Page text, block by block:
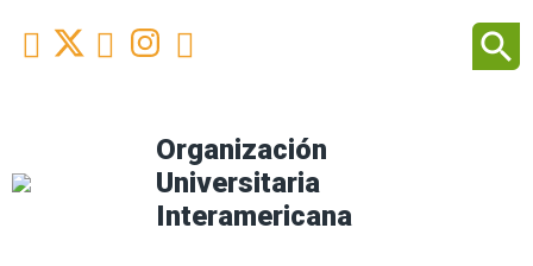
Organización
Universitaria
Interamericana
 Facebook
 YoutubeInstagram
 search